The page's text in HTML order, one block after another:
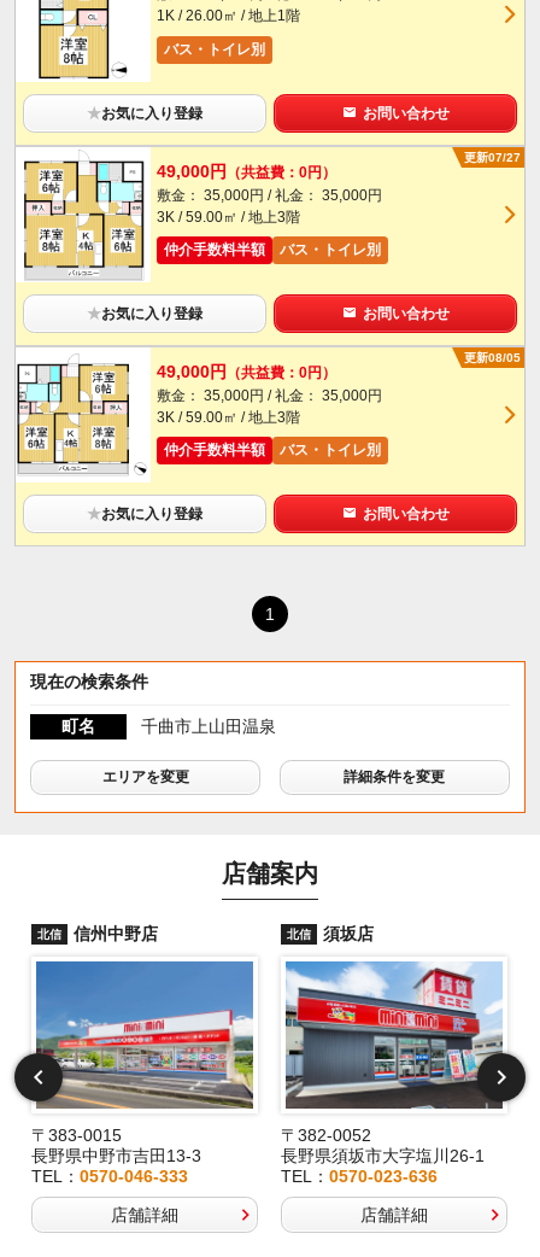
1K / 26.00㎡ / 地上1階
バス・トイレ別
★お気に入り登録 お問い合わせ
更新07/27
49,000円 （共益費：0円）
敷金： 35,000円 / 礼金： 35,000円
3K / 59.00㎡ / 地上3階
仲介手数料半額
バス・トイレ別
★お気に入り登録 お問い合わせ
更新08/05
49,000円 （共益費：0円）
敷金： 35,000円 / 礼金： 35,000円
3K / 59.00㎡ / 地上3階
仲介手数料半額
バス・トイレ別
★お気に入り登録 お問い合わせ
1
現在の検索条件
町名 千曲市上山田温泉
エリアを変更 詳細条件を変更
店舗案内
北信 信州中野店
〒383-0015
長野県中野市吉田13-3
TEL： 0570-046-333
店舗詳細
北信 須坂店
〒382-0052
長野県須坂市大字塩川26-1
TEL：0570-023-636
店舗詳細